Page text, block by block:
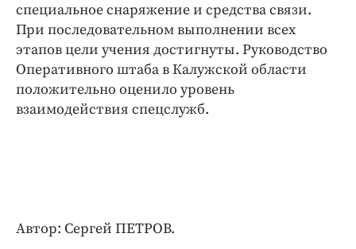
специальное снаряжение и средства связи.
При последовательном выполнении всех
этапов цели учения достигнуты. Руководство
Оперативного штаба в Калужской области
положительно оценило уровень
взаимодействия спецслужб.
Автор: Сергей ПЕТРОВ.